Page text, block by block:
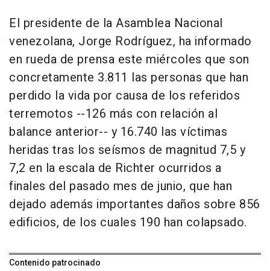
El presidente de la Asamblea Nacional
venezolana, Jorge Rodríguez, ha informado
en rueda de prensa este miércoles que son
concretamente 3.811 las personas que han
perdido la vida por causa de los referidos
terremotos --126 más con relación al
balance anterior-- y 16.740 las víctimas
heridas tras los seísmos de magnitud 7,5 y
7,2 en la escala de Richter ocurridos a
finales del pasado mes de junio, que han
dejado además importantes daños sobre 856
edificios, de los cuales 190 han colapsado.
Contenido patrocinado